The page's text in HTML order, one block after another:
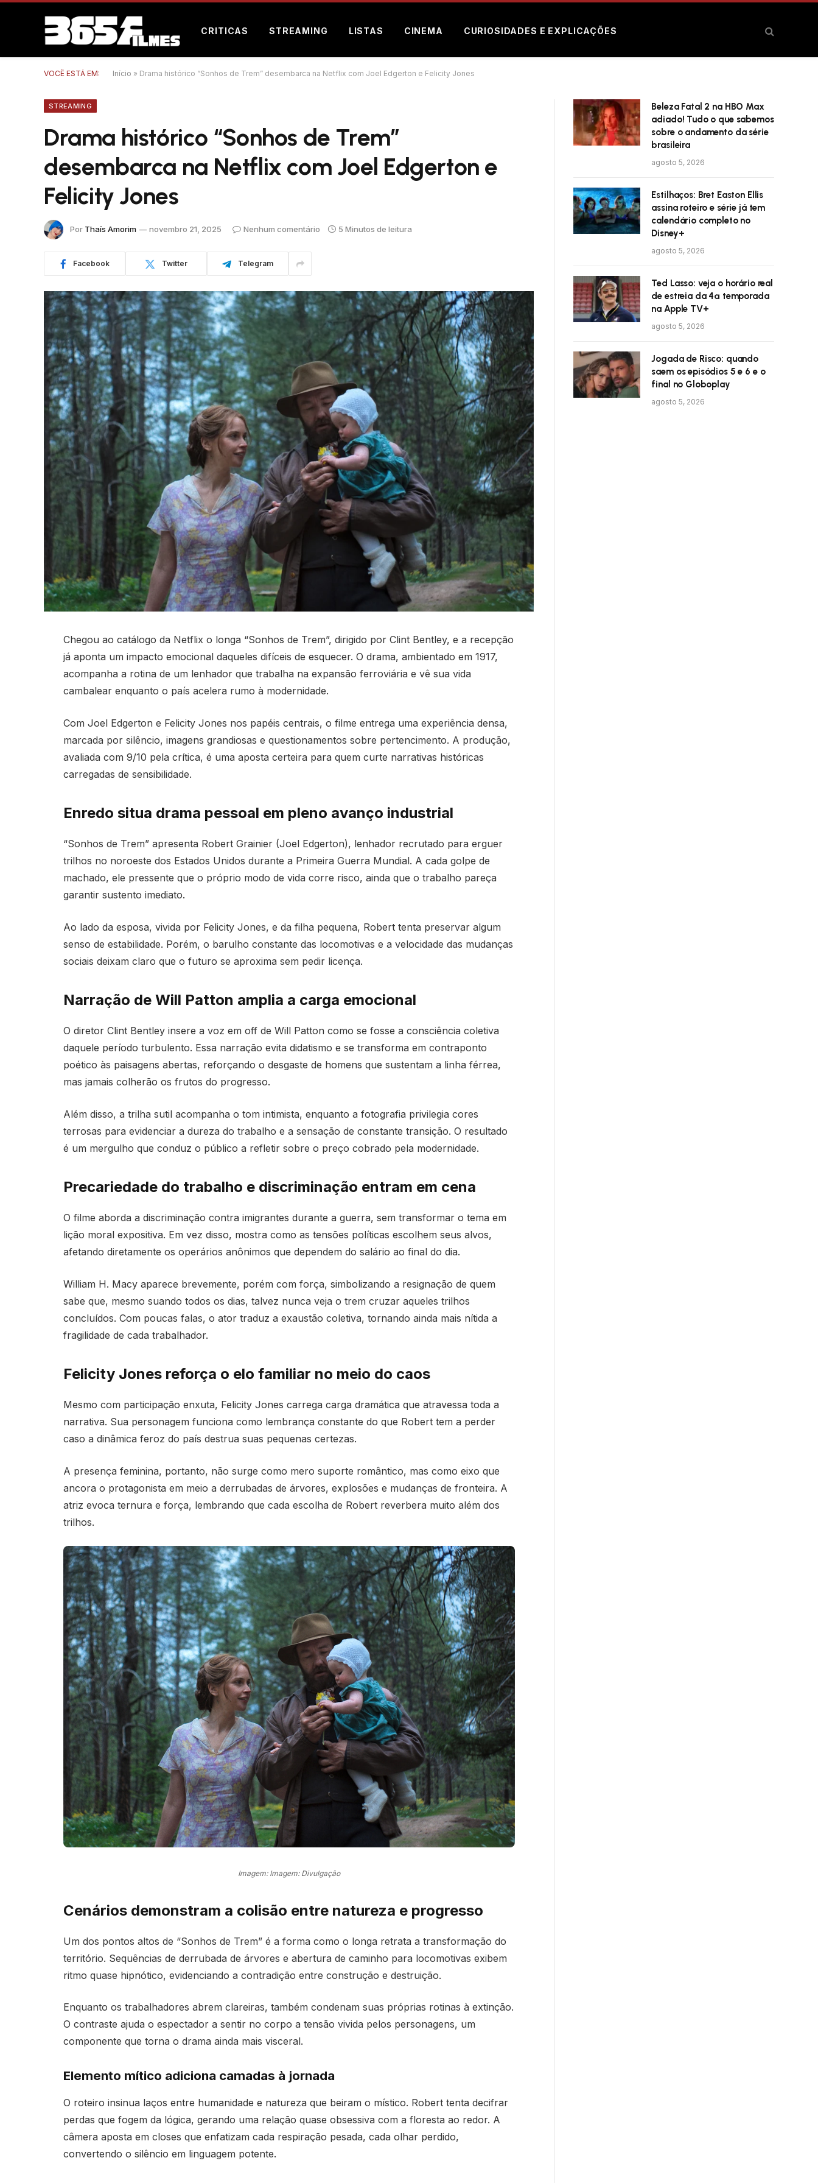
CRITICAS STREAMING LISTAS CINEMA CURIOSIDADES E EXPLICAÇÕES
VOCÊ ESTÁ EM: Início » Drama histórico “Sonhos de Trem” desembarca na Netflix com Joel Edgerton e Felicity Jones
STREAMING
Drama histórico “Sonhos de Trem”
desembarca na Netflix com Joel Edgerton e
Felicity Jones
Por Thaís Amorim novembro 21, 2025 Nenhum comentário 5 Minutos de leitura
Facebook Twitter Telegram
Chegou ao catálogo da Netflix o longa “Sonhos de Trem”, dirigido por Clint Bentley, e a recepção
já aponta um impacto emocional daqueles difíceis de esquecer. O drama, ambientado em 1917,
acompanha a rotina de um lenhador que trabalha na expansão ferroviária e vê sua vida
cambalear enquanto o país acelera rumo à modernidade.
Com Joel Edgerton e Felicity Jones nos papéis centrais, o filme entrega uma experiência densa,
marcada por silêncio, imagens grandiosas e questionamentos sobre pertencimento. A produção,
avaliada com 9/10 pela crítica, é uma aposta certeira para quem curte narrativas históricas
carregadas de sensibilidade.
Enredo situa drama pessoal em pleno avanço industrial
“Sonhos de Trem” apresenta Robert Grainier (Joel Edgerton), lenhador recrutado para erguer
trilhos no noroeste dos Estados Unidos durante a Primeira Guerra Mundial. A cada golpe de
machado, ele pressente que o próprio modo de vida corre risco, ainda que o trabalho pareça
garantir sustento imediato.
Ao lado da esposa, vivida por Felicity Jones, e da filha pequena, Robert tenta preservar algum
senso de estabilidade. Porém, o barulho constante das locomotivas e a velocidade das mudanças
sociais deixam claro que o futuro se aproxima sem pedir licença.
Narração de Will Patton amplia a carga emocional
O diretor Clint Bentley insere a voz em off de Will Patton como se fosse a consciência coletiva
daquele período turbulento. Essa narração evita didatismo e se transforma em contraponto
poético às paisagens abertas, reforçando o desgaste de homens que sustentam a linha férrea,
mas jamais colherão os frutos do progresso.
Além disso, a trilha sutil acompanha o tom intimista, enquanto a fotografia privilegia cores
terrosas para evidenciar a dureza do trabalho e a sensação de constante transição. O resultado
é um mergulho que conduz o público a refletir sobre o preço cobrado pela modernidade.
Precariedade do trabalho e discriminação entram em cena
O filme aborda a discriminação contra imigrantes durante a guerra, sem transformar o tema em
lição moral expositiva. Em vez disso, mostra como as tensões políticas escolhem seus alvos,
afetando diretamente os operários anônimos que dependem do salário ao final do dia.
William H. Macy aparece brevemente, porém com força, simbolizando a resignação de quem
sabe que, mesmo suando todos os dias, talvez nunca veja o trem cruzar aqueles trilhos
concluídos. Com poucas falas, o ator traduz a exaustão coletiva, tornando ainda mais nítida a
fragilidade de cada trabalhador.
Felicity Jones reforça o elo familiar no meio do caos
Mesmo com participação enxuta, Felicity Jones carrega carga dramática que atravessa toda a
narrativa. Sua personagem funciona como lembrança constante do que Robert tem a perder
caso a dinâmica feroz do país destrua suas pequenas certezas.
A presença feminina, portanto, não surge como mero suporte romântico, mas como eixo que
ancora o protagonista em meio a derrubadas de árvores, explosões e mudanças de fronteira. A
atriz evoca ternura e força, lembrando que cada escolha de Robert reverbera muito além dos
trilhos.
Imagem: Imagem: Divulgação
Cenários demonstram a colisão entre natureza e progresso
Um dos pontos altos de “Sonhos de Trem” é a forma como o longa retrata a transformação do
território. Sequências de derrubada de árvores e abertura de caminho para locomotivas exibem
ritmo quase hipnótico, evidenciando a contradição entre construção e destruição.
Enquanto os trabalhadores abrem clareiras, também condenam suas próprias rotinas à extinção.
O contraste ajuda o espectador a sentir no corpo a tensão vivida pelos personagens, um
componente que torna o drama ainda mais visceral.
Elemento mítico adiciona camadas à jornada
O roteiro insinua laços entre humanidade e natureza que beiram o místico. Robert tenta decifrar
perdas que fogem da lógica, gerando uma relação quase obsessiva com a floresta ao redor. A
câmera aposta em closes que enfatizam cada respiração pesada, cada olhar perdido,
convertendo o silêncio em linguagem potente.
Beleza Fatal 2 na HBO Max
adiado! Tudo o que sabemos
sobre o andamento da série
brasileira
agosto 5, 2026
Estilhaços: Bret Easton Ellis
assina roteiro e série já tem
calendário completo no
Disney+
agosto 5, 2026
Ted Lasso: veja o horário real
de estreia da 4ª temporada
na Apple TV+
agosto 5, 2026
Jogada de Risco: quando
saem os episódios 5 e 6 e o
final no Globoplay
agosto 5, 2026